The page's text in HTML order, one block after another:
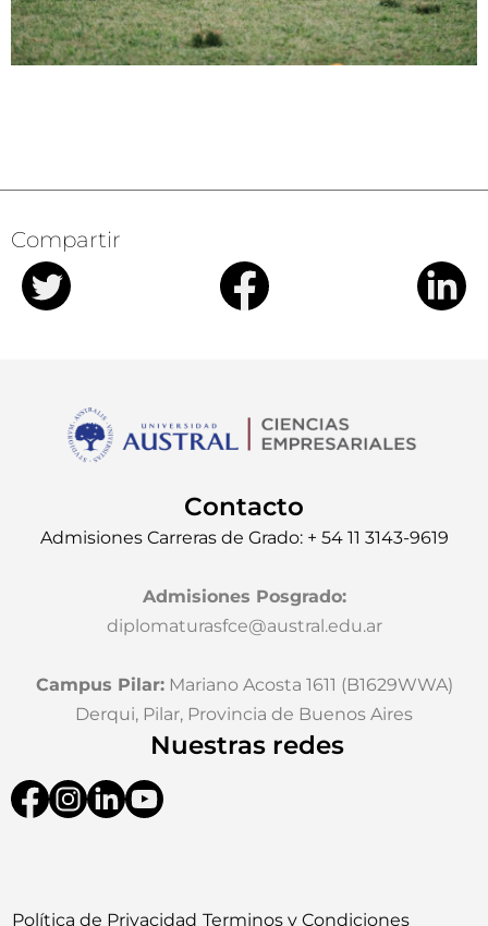
Compartir
Contacto
Admisiones Carreras de Grado: + 54 11 3143-9619
Admisiones Posgrado:
diplomaturasfce@austral.edu.ar
Campus Pilar:Mariano Acosta 1611 (B1629WWA)
Derqui, Pilar, Provincia de Buenos Aires
Nuestras redes
Política de Privacidad Terminos y Condiciones